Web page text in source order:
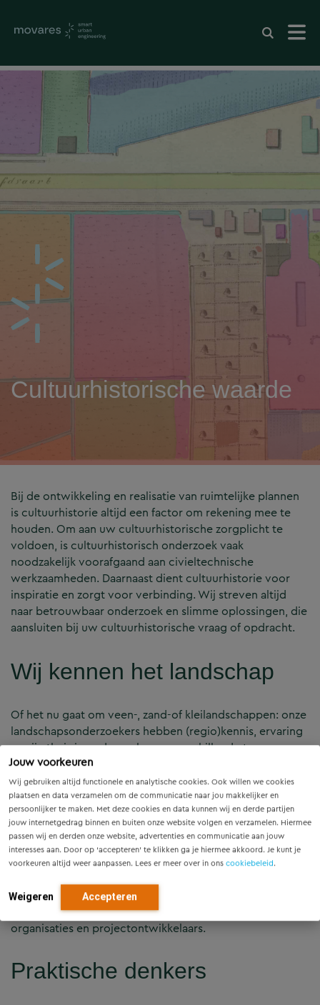
Jouw voorkeuren
Wij gebruiken altijd functionele en analytische cookies. Ook willen we cookies
plaatsen en data verzamelen om de communicatie naar jou makkelijker en
persoonlijker te maken. Met deze cookies en data kunnen wij en derde partijen
jouw internetgedrag binnen en buiten onze website volgen en verzamelen. Hiermee
passen wij en derden onze website, advertenties en communicatie aan jouw
interesses aan. Door op ‘accepteren’ te klikken ga je hiermee akkoord. Je kunt je
voorkeuren altijd weer aanpassen. Lees er meer over in ons cookiebeleid.
Weigeren Accepteren
Cultuurhistorische waarde
Bij de ontwikkeling en realisatie van ruimtelijke plannen
is cultuurhistorie altijd een factor om rekening mee te
houden. Om aan uw cultuurhistorische zorgplicht te
voldoen, is cultuurhistorisch onderzoek vaak
noodzakelijk voorafgaand aan civieltechnische
werkzaamheden. Daarnaast dient cultuurhistorie voor
inspiratie en zorgt voor verbinding. Wij streven altijd
naar betrouwbaar onderzoek en slimme oplossingen, die
aansluiten bij uw cultuurhistorische vraag of opdracht.
Wij kennen het landschap
Of het nu gaat om veen-, zand-of kleilandschappen: onze
landschapsonderzoekers hebben (regio)kennis, ervaring
en zijn thuis in onderzoek naar verschillende typen
landschappen en cultuurhistorische elementen. Dit
resulteert in betrouwbare onderzoeken en
onderbouwde keuzes. En in rapportages met helder
kaartmateriaal, duidelijke conclusies en aanbevelingen.
Hierbij werken we altijd toe naar een zo economisch en
efficiënt mogelijke planoplossing. Onze
landschapsonderzoekers kunnen alle facetten van
tot inventarisatie, waardestelling en advies. Dit doen we
voor gemeenten, provincies, terreinbeheerders, ideële
organisaties en projectontwikkelaars.
Praktische denkers